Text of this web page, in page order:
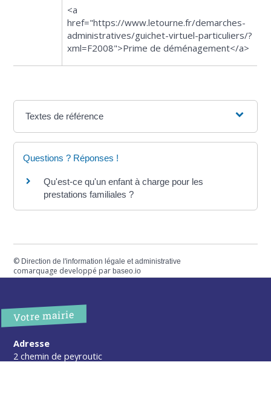
<a
href="https://www.letourne.fr/demarches-
administratives/guichet-virtuel-particuliers/?
xml=F2008">Prime de déménagement</a>
Textes de référence
Questions ? Réponses !
Qu'est-ce qu'un enfant à charge pour les
prestations familiales ?
© Direction de l'information légale et administrative
comarquage developpé parbaseo.io
Votre mairie
Adresse
2 chemin de peyroutic